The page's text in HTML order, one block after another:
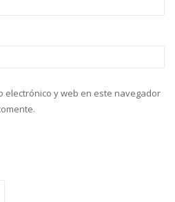
electrónico y web en este navegador